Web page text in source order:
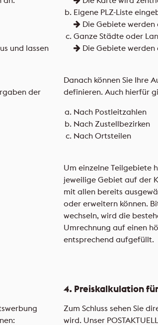
und lassen
der
Eigene PLZ-Liste
Die Gebiete
Ganze Städte oder
Die Gebiete
Danach können Sie Ihre
definieren. Auch hierfür
Nach Postleitzahlen
Nach Zustellbezirken
Nach Ortsteilen
Um einzelne Teilgebiete
jeweilige Gebiet auf der
mit allen bereits
oder erweitern können.
wechseln, wird die
Umrechnung auf einen
entsprechend aufgefüllt.
4. Preiskalkulation für
Zum Schluss sehen Sie
wird. Unser